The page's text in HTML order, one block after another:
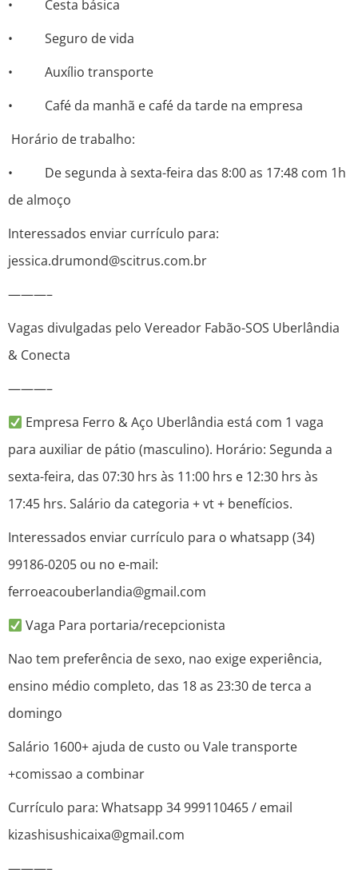
• Cesta básica
• Seguro de vida
• Auxílio transporte
• Café da manhã e café da tarde na empresa
Horário de trabalho:
• De segunda à sexta-feira das 8:00 as 17:48 com 1h
de almoço
Interessados enviar currículo para:
jessica.drumond@scitrus.com.br
———–
Vagas divulgadas pelo Vereador Fabão-SOS Uberlândia
& Conecta
———–
Empresa Ferro & Aço Uberlândia está com 1 vaga
para auxiliar de pátio (masculino). Horário: Segunda a
sexta-feira, das 07:30 hrs às 11:00 hrs e 12:30 hrs às
17:45 hrs. Salário da categoria + vt + benefícios.
Interessados enviar currículo para o whatsapp (34)
99186-0205 ou no e-mail:
ferroeacouberlandia@gmail.com
Vaga Para portaria/recepcionista
Nao tem preferência de sexo, nao exige experiência,
ensino médio completo, das 18 as 23:30 de terca a
domingo
Salário 1600+ ajuda de custo ou Vale transporte
+comissao a combinar
Currículo para: Whatsapp 34 999110465 / email
kizashisushicaixa@gmail.com
———–